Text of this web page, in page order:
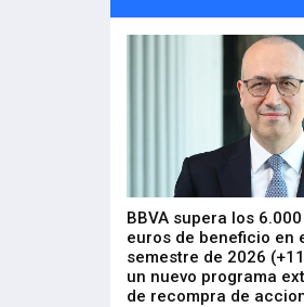
BBVA supera los
euros de beneficio en
semestre de 2026
un nuevo programa
de recompra de